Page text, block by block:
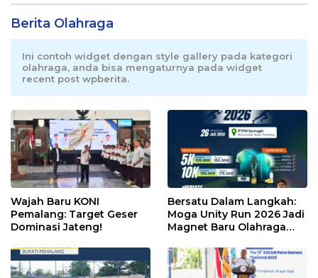
Berita Olahraga
Ini contoh widget dengan style gallery pada kategori
olahraga, anda bisa mengaturnya pada widget
recent post wpberita.
Wajah Baru KONI
Pemalang: Target Geser
Dominasi Jateng!
Bersatu Dalam Langkah:
Moga Unity Run 2026 Jadi
Magnet Baru Olahraga